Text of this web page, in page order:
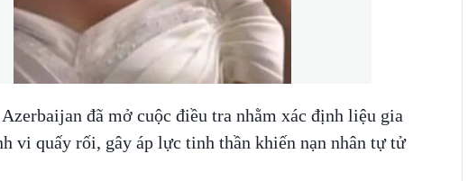
đã mở cuộc điều tra nhằm xác định liệu gia
vi quấy rối, gây áp lực tinh thần khiến nạn nhân tự tử